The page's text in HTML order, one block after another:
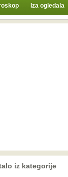
Iza ogledala
iz kategorije